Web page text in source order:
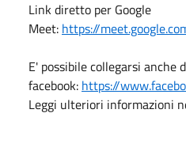
Link diretto per Google
Meet: https://
E' possibile collegarsi anche
facebook: https://
Leggi ulteriori informazioni